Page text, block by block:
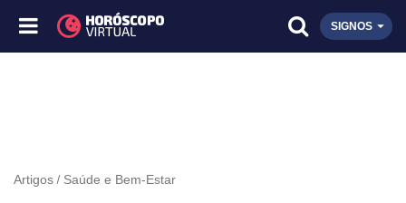
SIGNOS
Artigos Saúde e Bem-Estar